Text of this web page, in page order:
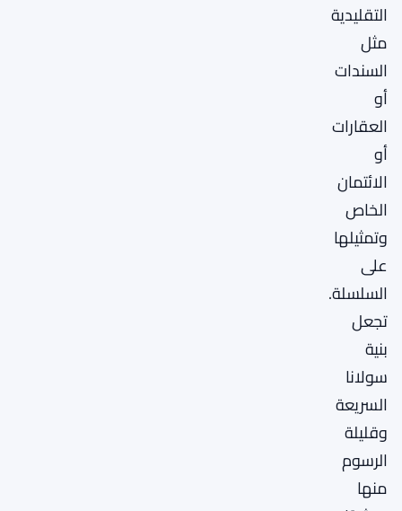
التقليدية
مثل
السندات
أو
العقارات
أو
الائتمان
الخاص
وتمثيلها
على
السلسلة.
تجعل
بنية
سولانا
السريعة
وقليلة
الرسوم
منها